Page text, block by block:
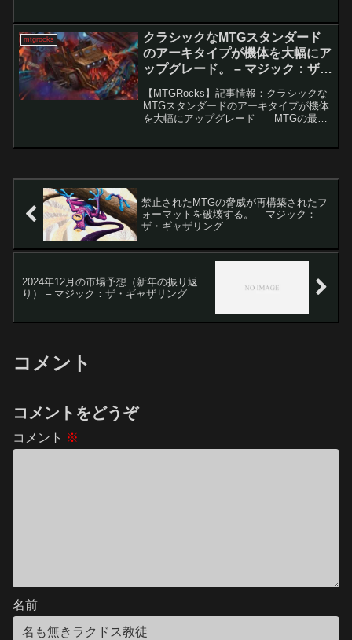
ど、様々なゲームエンドコンボが存在...
mtgrocks
クラシックなMTGスタンダード
のアーキタイプが機体を大幅にア
ップグレード。 – マジック：ザ・
ギャザリング
【MTGRocks】記事情報：クラシックな
MTGスタンダードのアーキタイプが機体
を大幅にアップグレード MTGの最新
禁止されたMTGの脅威が再構築されたフ
ォーマットを破壊する。 – マジック：
ザ・ギャザリング
2024年12月の市場予想（新年の振り返
り） – マジック：ザ・ギャザリング
コメント
コメントをどうぞ
コメント ※
名前